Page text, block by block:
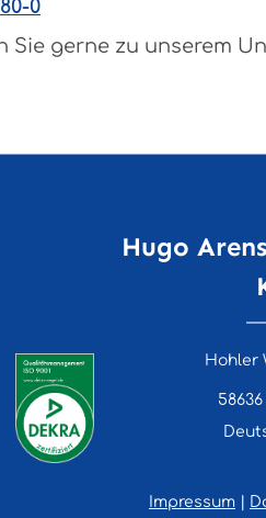
0
Sie gerne zu unserem
Hugo
Hohler
Impressum